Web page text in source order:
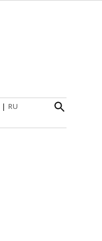
| RU
Open
Search